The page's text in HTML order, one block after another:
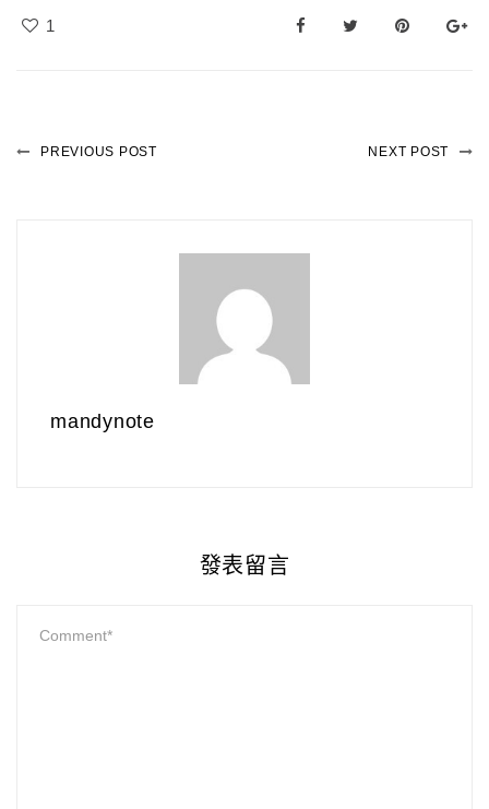
1
PREVIOUS POST NEXT POST
mandynote
發表留言